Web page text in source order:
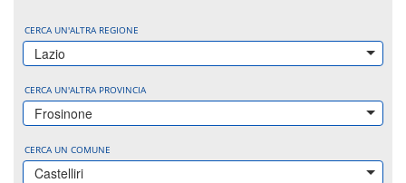
CERCA UN'ALTRA REGIONE
Lazio
CERCA UN'ALTRA PROVINCIA
Frosinone
CERCA UN COMUNE
Castelliri